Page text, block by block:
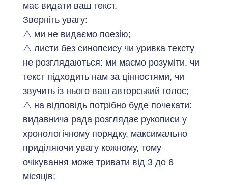
має видати ваш текст.
Зверніть увагу:
⚠️ ми не видаємо поезію;
⚠️ листи без синопсису чи уривка тексту
не розглядаються: ми маємо розуміти, чи
текст підходить нам за цінностями, чи
звучить із нього ваш авторський голос;
⚠️ на відповідь потрібно буде почекати:
видавнича рада розглядає рукописи у
хронологічному порядку, максимально
приділяючи увагу кожному, тому
очікування може тривати від 3 до 6
місяців;